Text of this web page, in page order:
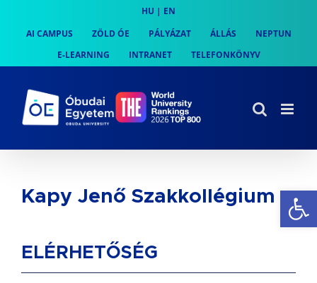
content
HU | EN
AI CAMPUS
ZÖLD ÓE PÁLYÁZAT ÁLLÁS
NEPTUN
E-LEARNING
INTRANET TELEFONKÖNYV
Kapy Jenő Szakkollégium
ELÉRHETŐSÉG